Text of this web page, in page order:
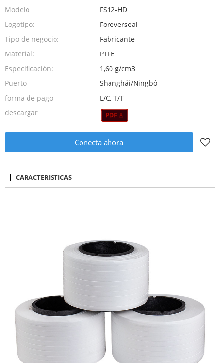
Modelo
FS12-HD
Logotipo:
Foreverseal
Tipo de negocio:
Fabricante
Material:
PTFE
Especificación:
1,60 g/cm3
Puerto
Shanghái/Ningbó
forma de pago
L/C, T/T
descargar
Conecta ahora
CARACTERISTICAS